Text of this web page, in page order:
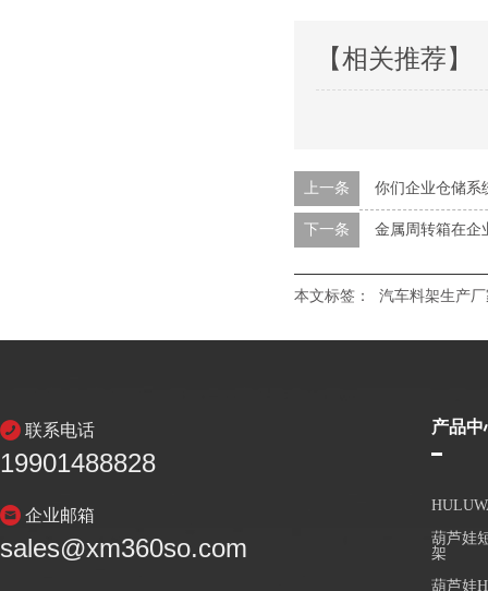
【相关推荐】
上一条 你们企业仓储系
下一条 金属周转箱在企
本文标签： 汽车料架生产
联系电话
19901488828
企业邮箱
sales@xm360so.com
产品中
葫芦娃
架
葫芦娃